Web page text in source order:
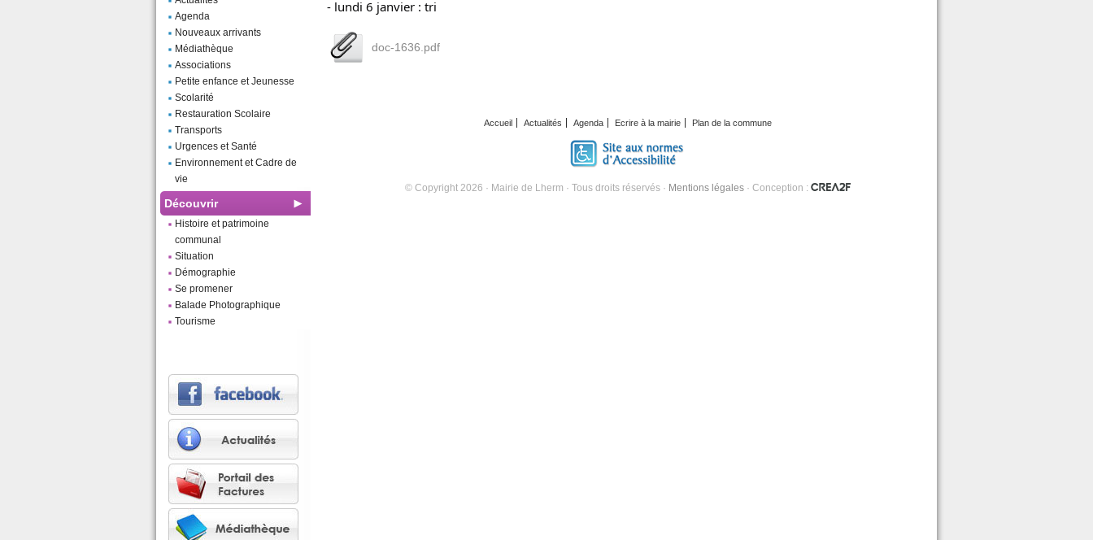
Agenda
Nouveaux arrivants
Médiathèque
Associations
Petite enfance et Jeunesse
Scolarité
Restauration Scolaire
Transports
Urgences et Santé
Environnement et Cadre de
vie
Découvrir
Histoire et patrimoine
communal
Situation
Démographie
Se promener
Balade Photographique
Tourisme
- lundi 6 janvier : tri
doc-1636.pdf
Accueil Actualités Agenda Ecrire à la mairie Plan de la commune
© Copyright 2026 · Mairie de Lherm · Tous droits réservés · Mentions légales · Conception :